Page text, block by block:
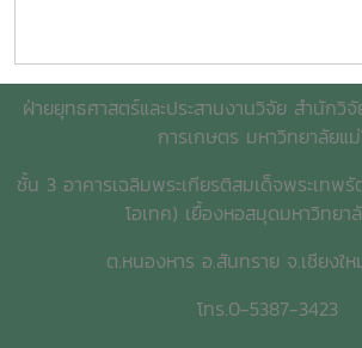
ฝ่ายยุทธศาสตร์และประสานงานวิจัย สำนักวิจั
การเกษตร มหาวิทยาลัยแ
ชั้น 3 อาคารเฉลิมพระเกียรติสมเด็จพระเทพ
โอเทค) เยื้องหอสมุดมหาวิทยา
ต.หนองหาร อ.สันทราย จ.เชียงใ
โทร.0-5387-3423